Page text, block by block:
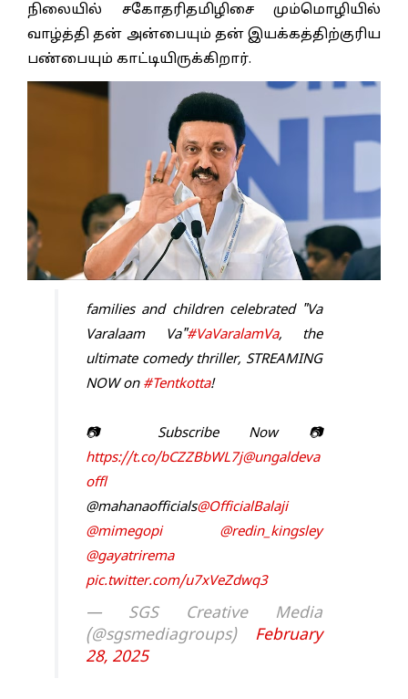
நிலையில் சகோதரிதமிழிசை மும்மொழியில்
வாழ்த்தி தன் அன்பையும் தன் இயக்கத்திற்குரிய
பண்பையும் காட்டியிருக்கிறார்.
families and children celebrated "Va
Varalaam Va"#VaVaralamVa, the
ultimate comedy thriller, STREAMING
NOW on #Tentkotta!
📷 Subscribe Now 📷
https://t.co/bCZZBbWL7j@ungaldeva
offl
@mahanaofficials@OfficialBalaji
@mimegopi
@redin_kingsley
@gayatrirema
pic.twitter.com/u7xVeZdwq3
— SGS Creative Media
(@sgsmediagroups) February
28, 2025